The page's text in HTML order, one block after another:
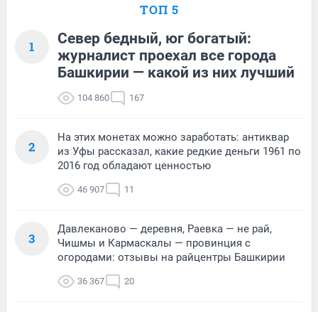
ТОП 5
1
Север бедный, юг богатый:
журналист проехал все города
Башкирии — какой из них лучший
104 860 167
2
На этих монетах можно заработать: антиквар
из Уфы рассказал, какие редкие деньги 1961 по
2016 год обладают ценностью
46 907 11
3
Давлеканово — деревня, Раевка — не рай,
Чишмы и Кармаскалы — провинция с
огородами: отзывы на райцентры Башкирии
36 367 20